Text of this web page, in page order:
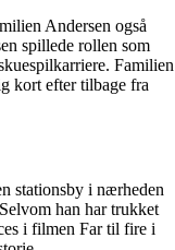
Andersen også
spillede rollen som
Familien
kort efter tilbage fra
stationsby i nærheden
han har trukket
i filmen Far til fire i